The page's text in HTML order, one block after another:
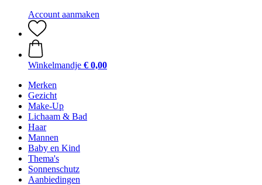
Account aanmaken
Winkelmandje € 0,00
Merken
Gezicht
Make-Up
Lichaam & Bad
Haar
Mannen
Baby en Kind
Thema's
Sonnenschutz
Aanbiedingen